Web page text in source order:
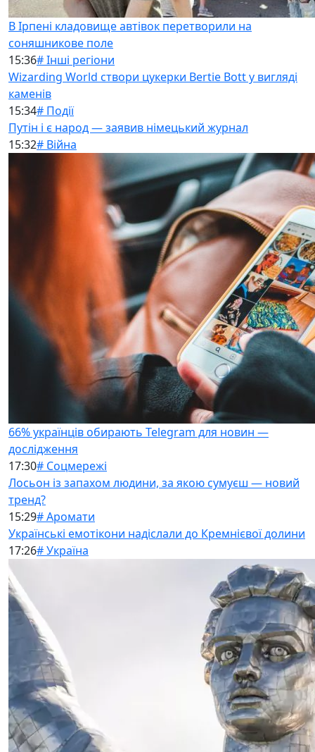
В Ірпені кладовище автівок перетворили на
соняшникове поле
15:36# Інші регіони
Wizarding World створи цукерки Bertie Bott у вигляді
каменів
15:34# Події
Путін і є народ — заявив німецький журнал
15:32# Війна
66% українців обирають Telegram для новин —
дослідження
17:30# Соцмережі
Лосьон із запахом людини, за якою сумуєш — новий
тренд?
15:29# Аромати
Українські емотікони надіслали до Кремнієвої долини
17:26# Україна